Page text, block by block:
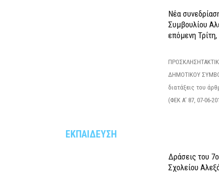
Νέα
Συμβουλίου
επόμενη
ΔΗΜΟΤΙΚΟΥ
διατάξεις του
(ΦΕΚ Α’ 87, 07-06-
ΕΚΠΑΙΔΕΥΣΗ
Δράσεις του
Σχολείου